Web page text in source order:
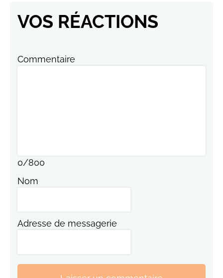
VOS RÉACTIONS
Commentaire
0/800
Nom
Adresse de messagerie